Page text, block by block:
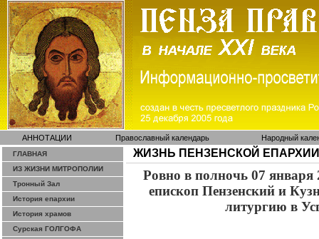
АННОТАЦИИ Православный календарь Народный
ГЛАВНАЯ
ИЗ ЖИЗНИ МИТРОПОЛИИ
Тронный Зал
История епархии
История храмов
Сурская ГОЛГОФА
ЖИЗНЬ ПЕНЗЕНСКОЙ ЕПАРХИИ
Ровно в полночь 07 января
епископ Пензенский и
литургию в